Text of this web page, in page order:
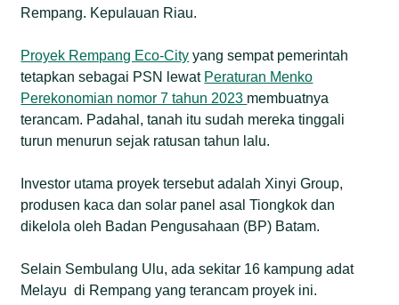
Rempang. Kepulauan Riau.
Proyek Rempang Eco-City yang sempat pemerintah
tetapkan sebagai PSN lewat Peraturan Menko
Perekonomian nomor 7 tahun 2023 membuatnya
terancam. Padahal, tanah itu sudah mereka tinggali
turun menurun sejak ratusan tahun lalu.
Investor utama proyek tersebut adalah Xinyi Group,
produsen kaca dan solar panel asal Tiongkok dan
dikelola oleh Badan Pengusahaan (BP) Batam.
Selain Sembulang Ulu, ada sekitar 16 kampung adat
Melayu di Rempang yang terancam proyek ini.